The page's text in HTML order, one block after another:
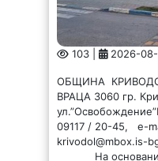
103 | 2026-08-
ОБЩИНА
ВРАЦА 3060 гр.
09117 / 20-45, e-
krivodol@mbox.is-
На основание